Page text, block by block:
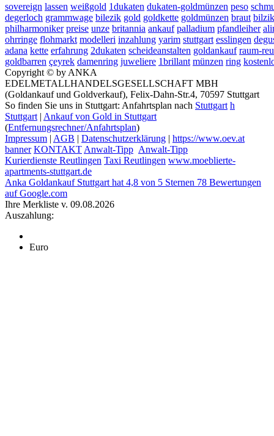
sovereign lassen weißgold 1dukaten dukaten-goldmünzen peso
degerloch grammwage bilezik gold goldkette goldmünzen braut bilzik
philharmoniker preise unze britannia ankauf palladium pfandleiher
ohrringe flohmarkt modelleri inzahlung yarim stuttgart esslingen
adana kette erfahrung 2dukaten scheideanstalten goldankauf raum-
goldbarren çeyrek damenring juweliere 1brillant münzen ring
Copyright © by ANKA
EDELMETALLHANDELSGESELLSCHAFT MBH
(Goldankauf und Goldverkauf), Felix-Dahn-Str.4, 70597 Stuttgart
So finden Sie uns in Stuttgart: Anfahrtsplan nach Stuttgart h
Stuttgart | Ankauf von Gold in Stuttgart
(Entfernungsrechner/Anfahrtsplan)
Impressum | AGB | Datenschutzerklärung | https://www.oev.at
banner KONTAKT Anwalt-Tipp Anwalt-Tipp
Kurierdienste Reutlingen Taxi Reutlingen www.moeblierte-
apartments-stuttgart.de
Anka Goldankauf Stuttgart hat 4,8 von 5 Sternen 78 Bewertungen
auf Google.com
Ihre Merkliste v. 09.08.2026
Auszahlung:
Euro